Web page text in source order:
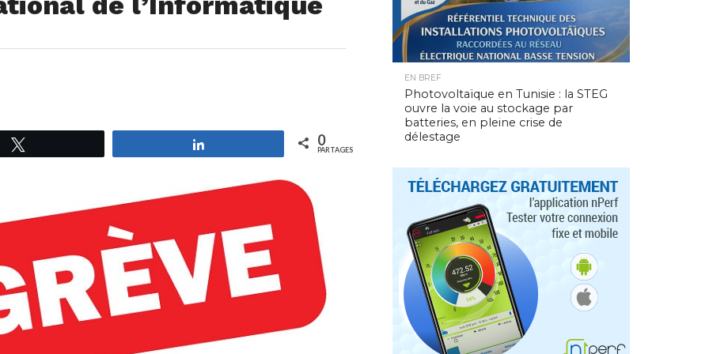
0
PARTAGES
EN BREF
Photovoltaïque en Tunisie : la STEG
ouvre la voie au stockage par
batteries, en pleine crise de
délestage